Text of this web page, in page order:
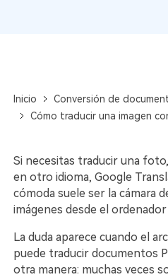
Inicio
Conversión de
Cómo traducir una imagen
Si necesitas traducir una
en otro idioma, Google
cómoda suele ser la cámara
imágenes desde el
La duda aparece cuando el
puede traducir documentos
otra manera: muchas veces